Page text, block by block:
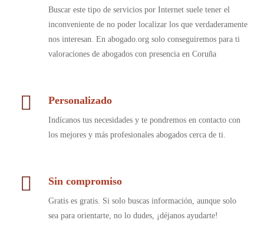
Buscar este tipo de servicios por Internet suele tener el
inconveniente de no poder localizar los que verdaderamente
nos interesan. En abogado.org solo conseguiremos para ti
valoraciones de abogados con presencia en Coruña
Personalizado
Indícanos tus necesidades y te pondremos en contacto con
los mejores y más profesionales abogados cerca de ti.
Sin compromiso
Gratis es gratis. Si solo buscas información, aunque solo
sea para orientarte, no lo dudes, ¡déjanos ayudarte!